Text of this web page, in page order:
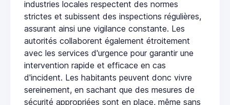
industries locales respectent des normes
strictes et subissent des inspections régulières,
assurant ainsi une vigilance constante. Les
autorités collaborent également étroitement
avec les services d'urgence pour garantir une
intervention rapide et efficace en cas
d'incident. Les habitants peuvent donc vivre
sereinement, en sachant que des mesures de
sécurité appropriées sont en place, même sans